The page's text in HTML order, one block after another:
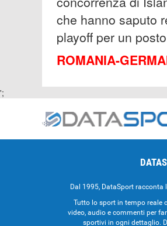
che hanno saputo
playoff per un
ROMANIA-
';
Dal 1995, DataSport
Tutto lo sport in tempo reale
video, audio e commenti per
sportivi in ogni dettaglio.